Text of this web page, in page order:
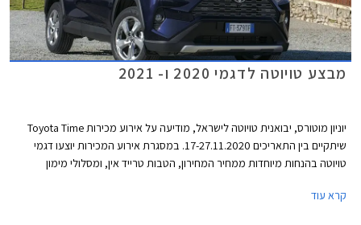
מבצע טויוטה לדגמי 2020 ו- 2021
יוניון מוטורס, יבואנית טויוטה לישראל, מודיעה על אירוע מכירות Toyota Time
שיתקיים בין התאריכים 17-27.11.2020. במסגרת אירוע המכירות יוצעו דגמי
טויוטה בהנחות מיוחדות ממחיר המחירון, הטבות טרייד אין, ומסלולי מימון
קרא עוד